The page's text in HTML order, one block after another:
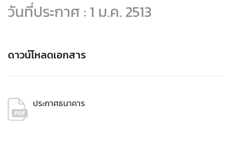
วันที่ประกาศ : 1 ม.ค. 2513
ดาวน์โหลดเอกสาร
ประกาศธนาคาร